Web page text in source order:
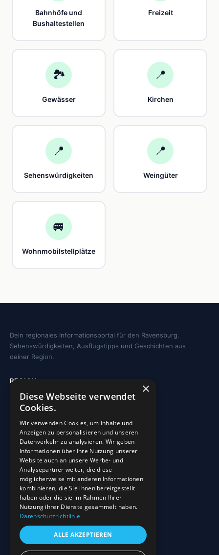
Bahnhöfe und
Bushaltestellen
Freizeit
🏞️
Gewässer
📍
Kirchen
📍
Sehenswürdigkeiten
📍
Weingüter
🚐
Wohnmobilstellplätze
Dein regionales Informationsportal für den Ravensburg.
Sehenswürdigkeiten, Ausflugstipps und Geschichten aus
deiner Region.
REGION
Freizeit
Sehenswürdigkeiten
Kirchen
Gewässer
Wohnmobilstellplätze
INFO
Blog
Sehenswürdigkeiten
Impressum
Datenschutz
×
Diese Webseite verwendet
Cookies.
Wir verwenden Cookies, um Inhalte und
Anzeigen zu personalisieren und unseren
Datenverkehr zu analysieren. Wir geben
Informationen über Ihre Nutzung unserer
Website auch an unsere Werbe- und
Analysepartner weiter, die diese
möglicherweise mit anderen Informationen
kombinieren, die Sie ihnen bereitgestellt
haben oder die sie im Rahmen Ihrer
Nutzung ihrer Dienste gesammelt haben.
Datenschutzrichtlinie
ALLE AKZEPTIEREN